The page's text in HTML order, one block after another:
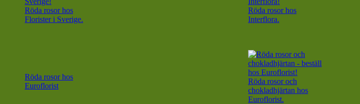
Röda rosor hos
Florister i Sverige.
Röda rosor hos
Interflora.
Röda rosor hos
Euroflorist
Röda rosor och
chokladhjärtan hos
Euroflorist.